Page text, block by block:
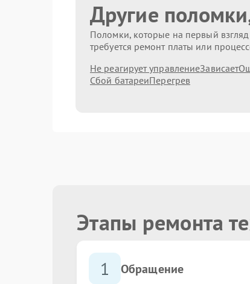
Другие
Поломки, которые на первый
требуется ремонт платы или
Не реагирует управлениеЗависает
Сбой батареиПерегрев
Этапы ремонта
1 Обращение